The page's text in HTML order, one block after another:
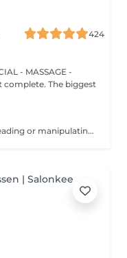
424
- MASSAGE -
complete. The biggest
Keep your health! is the practice of kneading or manipulating a person's muscles and other soft-tissue in order to reduce stress, reduce muscle pain, increase relaxation and improve the work of the immune system. Age restrictions: there are no age restrictions for this procedure. Post procedure recommendations: do not do sport and any sharp movements 2-3 hours after the procedure. Frequency: 1-2 times per week, 10 times in total. Repeat once in 3-6 months.